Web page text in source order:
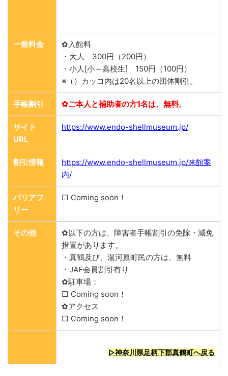
一般料金
✿入館料
・大人 300円（200円）
・小人[小～高校生] 150円（100円）
※（）カッコ内は20名以上の団体割引。
手帳割引 ✿ご本人と補助者の方1名は、無料。
サイト
URL
https://www.endo-shellmuseum.jp/
割引情報
https://www.endo-shellmuseum.jp/来館案
内/
バリアフ
リー
□ Coming soon！
その他
✿以下の方は、障害者手帳割引の免除・減免
措置があります。
・真鶴及び、湯河原町民の方は、無料
・JAF会員割引有り
✿駐車場：
□ Coming soon！
✿アクセス
□ Coming soon！
▷神奈川県足柄下郡真鶴町へ戻る